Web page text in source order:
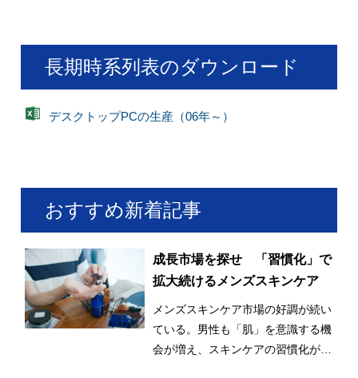
長期時系列表のダウンロード
デスクトップPCの生産（06年～）
おすすめ新着記事
成長市場を探せ 「習慣化」で
拡大続けるメンズスキンケア
メンズスキンケア市場の好調が続い
ている。男性も「肌」を意識する機
会が増え、スキンケアの習慣化が始